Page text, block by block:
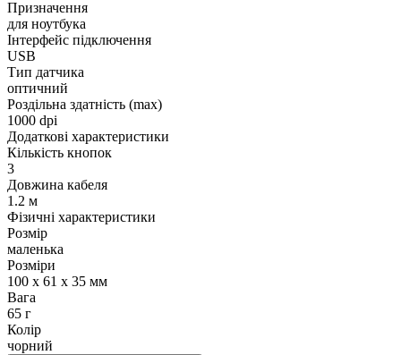
Призначення
для ноутбука
Інтерфейс підключення
USB
Тип датчика
оптичний
Роздільна здатність (max)
1000 dpi
Додаткові характеристики
Кількість кнопок
3
Довжина кабеля
1.2 м
Фізичні характеристики
Розмір
маленька
Розміри
100 х 61 х 35 мм
Вага
65 г
Колір
чорний